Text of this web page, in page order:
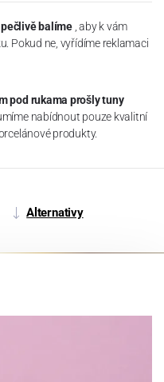
balíme , aby k vám
Pokud ne, vyřídíme reklamaci
pod rukama prošly tuny
nabídnout pouze kvalitní
produkty.
Alternativy